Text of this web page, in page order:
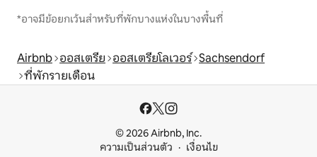
*อาจมีข้อยกเว้นสำหรับที่พักบางแห่งในบางพื้นที่
Airbnb ออสเตรีย ออสเตรียโลเวอร์ Sachsendorf
ที่พักรายเดือน
© 2026 Airbnb, Inc.
ความเป็นส่วนตัว
เงื่อนไข